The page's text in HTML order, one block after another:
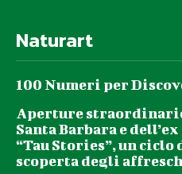
Naturart
100 Numeri per
Aperture
Santa Barbara e
“Tau Stories”, un
scoperta degli